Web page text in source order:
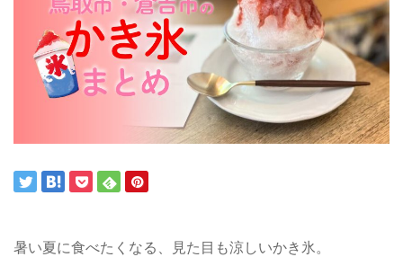
暑い夏に食べたくなる、見た目も涼しいかき氷。